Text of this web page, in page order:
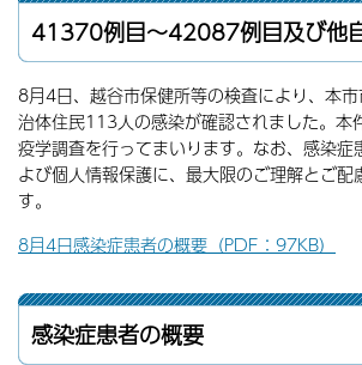
41370例目〜42087例目及び他
8月4日、越谷市保健所等の検査により、本
治体住民113人の感染が確認されました。本
疫学調査を行ってまいります。なお、感染症
よび個人情報保護に、最大限のご理解とご配
す。
8月4日感染症患者の概要（PDF：97KB）
感染症患者の概要